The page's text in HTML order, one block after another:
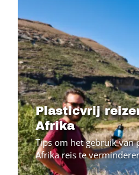
Plasticvrij
Afrika
Tips om het gebruik van
Afrika reis te